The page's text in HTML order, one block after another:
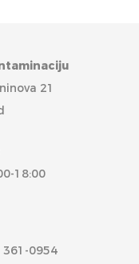
21
18:00
361-0954